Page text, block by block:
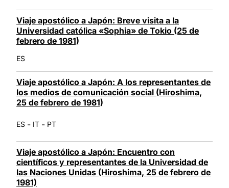
Viaje apostólico a Japón: Breve visita a la
Universidad católica «Sophia» de Tokio (25 de
febrero de 1981)
ES
Viaje apostólico a Japón: A los representantes de
los medios de comunicación social (Hiroshima,
25 de febrero de 1981)
ES - IT - PT
Viaje apostólico a Japón: Encuentro con
científicos y representantes de la Universidad de
las Naciones Unidas (Hiroshima, 25 de febrero de
1981)